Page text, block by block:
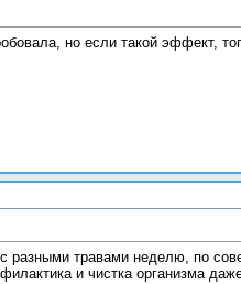
но если такой эффект,
разными травами неделю, по
и чистка организма